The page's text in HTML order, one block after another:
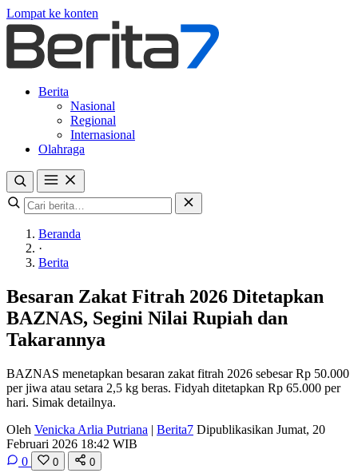
Lompat ke konten
Berita
Nasional
Regional
Internasional
Olahraga
Beranda
·
Berita
Besaran Zakat Fitrah 2026 Ditetapkan
BAZNAS, Segini Nilai Rupiah dan
Takarannya
BAZNAS menetapkan besaran zakat fitrah 2026 sebesar Rp 50.000
per jiwa atau setara 2,5 kg beras. Fidyah ditetapkan Rp 65.000 per
hari. Simak detailnya.
Oleh Venicka Arlia Putriana | Berita7 Dipublikasikan Jumat, 20
Februari 2026 18:42 WIB
0
0 0